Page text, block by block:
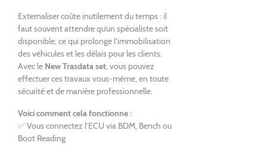
Externaliser coûte inutilement du temps : il
faut souvent attendre qu’un spécialiste soit
disponible, ce qui prolonge l’immobilisation
des véhicules et les délais pour les clients.
Avec le New Trasdata set, vous pouvez
effectuer ces travaux vous-même, en toute
sécurité et de manière professionnelle.
Voici comment cela fonctionne :
✅ Vous connectez l’ECU via BDM, Bench ou
Boot Reading